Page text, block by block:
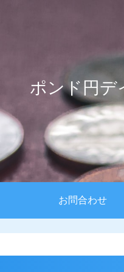
ポンド円デ
お問合わせ